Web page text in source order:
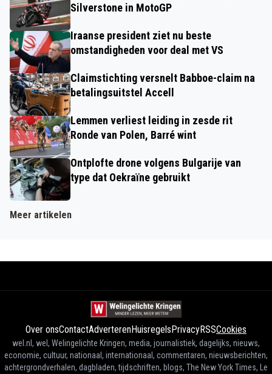
Silverstone in MotoGP
Iraanse president ziet nu beste
omstandigheden voor deal met VS
Claimstichting versnelt Babboe-claim na
betalingsuitstel Accell
Lemmen verliest leiding in zesde rit
Ronde van Polen, Barré wint
Ontplofte drone volgens Bulgarije van
type dat Oekraïne gebruikt
Meer artikelen
Over onsContactAdverterenHuisregelsPrivacyRSSCookies
wel.nl, wel, Welingelichte Kringen, media, journalistiek, dagelijks, nieuws,
economie, cultuur, nationaal, internationaal, commentaren, nieuwsberichten,
achtergrondverhalen, dagbladen, tijdschriften, blogs, The New York Times, Le